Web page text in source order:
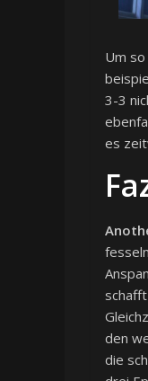
Um
3-3
es
den
die